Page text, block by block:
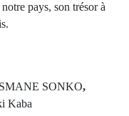
pays, son trésor à
SONKO,
Kaba